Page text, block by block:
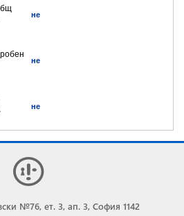
не
не
не
№76, ет. 3, ап. 3, София 1142